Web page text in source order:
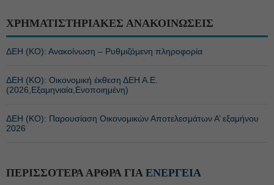
ΧΡΗΜΑΤΙΣΤΗΡΙΑΚΕΣ ΑΝΑΚΟΙΝΩΣΕΙΣ
ΔΕΗ (ΚΟ): Ανακοίνωση – Ρυθμιζόμενη πληροφορία
ΔΕΗ (ΚΟ): Οικονομική έκθεση ΔΕΗ Α.Ε.
(2026,Εξαμηνιαία,Ενοποιημένη)
ΔΕΗ (ΚΟ): Παρουσίαση Οικονομικών Αποτελεσμάτων Α’ εξαμήνου
2026
ΠΕΡΙΣΣΟΤΕΡΑ ΑΡΘΡΑ ΓΙΑ ΕΝΕΡΓΕΙΑ